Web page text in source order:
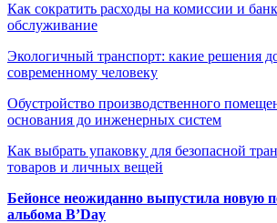
Как сократить расходы на комиссии и
обслуживание
Экологичный транспорт: какие решения
современному человеку
Обустройство производственного
основания до инженерных систем
Как выбрать упаковку для безопасной
товаров и личных вещей
Бейонсе неожиданно выпустила новую
альбома B’Day